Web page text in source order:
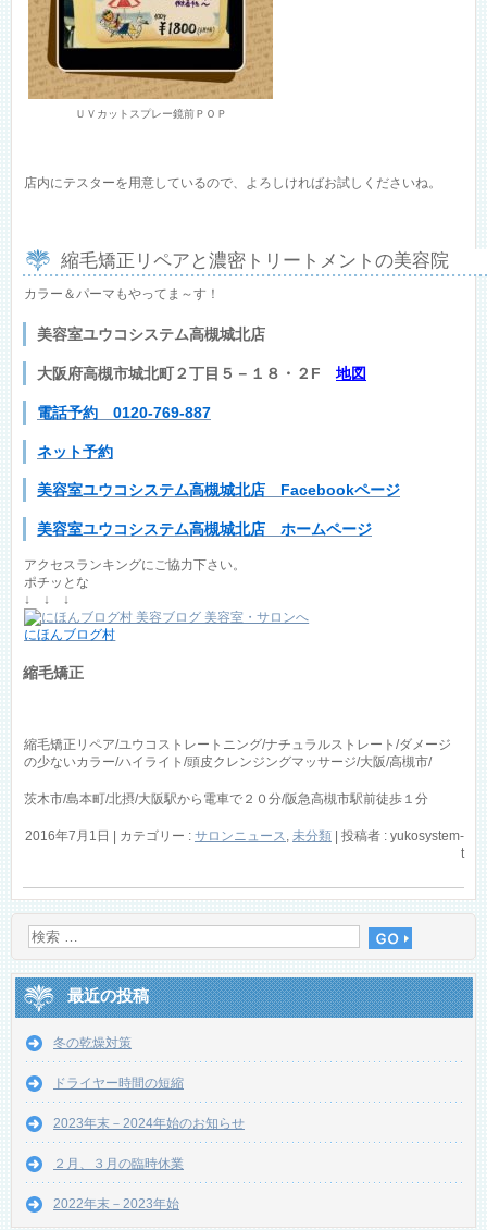
ＵＶカットスプレー鏡前ＰＯＰ
店内にテスターを用意しているので、よろしければお試しくださいね。
縮毛矯正リペアと濃密トリートメントの美容院
カラー＆パーマもやってま～す！
美容室ユウコシステム高槻城北店
大阪府高槻市城北町２丁目５－１８・２F 地図
電話予約 0120-769-887
ネット予約
美容室ユウコシステム高槻城北店 Facebookページ
美容室ユウコシステム高槻城北店 ホームページ
アクセスランキングにご協力下さい。
ポチッとな
↓ ↓ ↓
にほんブログ村
縮毛矯正
縮毛矯正リペア/ユウコストレートニング/ナチュラルストレート/ダメージ
の少ないカラー/ハイライト/頭皮クレンジングマッサージ/大阪/高槻市/
茨木市/島本町/北摂/大阪駅から電車で２０分/阪急高槻市駅前徒歩１分
2016年7月1日 カテゴリー : サロンニュース, 未分類
投稿者 : yukosystem-
t
最近の投稿
冬の乾燥対策
ドライヤー時間の短縮
2023年末－2024年始のお知らせ
２月、３月の臨時休業
2022年末－2023年始